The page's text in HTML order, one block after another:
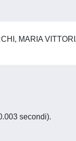
MARIA
secondi).